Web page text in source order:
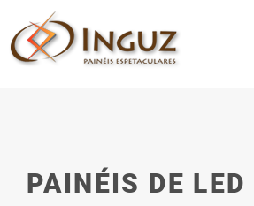
PAINÉIS DE LED